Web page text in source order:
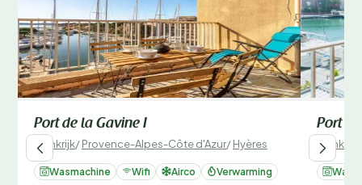
Port de la Gavine I
Frankrijk/Provence-Alpes-Côte d'Azur/Hyères
Wasmachine Wifi Airco Verwarming
Port
Frankrijk